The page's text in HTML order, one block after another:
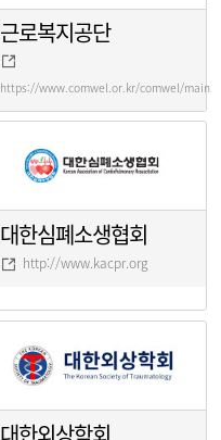
근로복지공단
https://www.comwel.or.kr/comwel/
대한심폐소생협회
http://www.kacpr.org
대한외상학회